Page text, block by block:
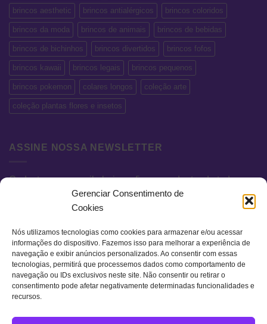
Gerenciar Consentimento de
Cookies
Nós utilizamos tecnologias como cookies para armazenar e/ou acessar
informações do dispositivo. Fazemos isso para melhorar a experiência de
navegação e exibir anúncios personalizados. Ao consentir com essas
tecnologias, permitirá que processemos dados como comportamento de
navegação ou IDs exclusivos neste site. Não consentir ou retirar o
consentimento pode afetar negativamente determinadas funcionalidades e
recursos.
brincos aesthetic brincos antialérgicos brincos coloridos
brincos da moda brincos de animais brincos de bebidas
brincos de bichinhos brincos divertidos brincos fofos
brincos kawaii brincos legais brincos pequenos
brincos pokemon colares longos coleção arte
coleção plantas flores e insetos
ASSINE NOSSA NEWSLETTER
Cadastre seu e-mail abaixo e fique por dentro de todas as
novidades e promoções exclusivas.